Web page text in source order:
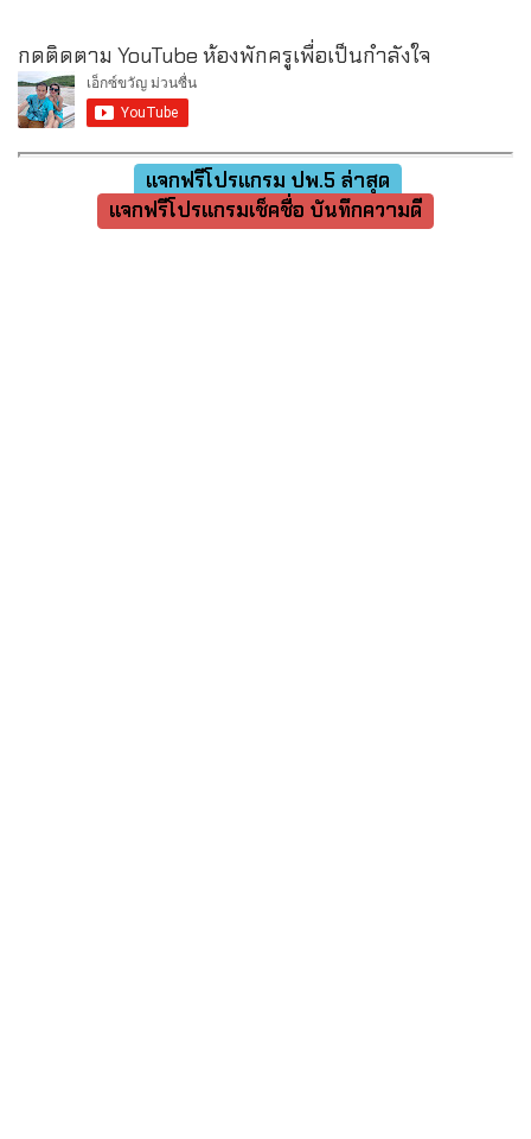
กดติดตาม YouTube ห้องพักครูเพื่อเป็นกำลังใจ
แจกฟรีโปรแกรม ปพ.5 ล่าสุด
แจกฟรีโปรแกรมเช็คชื่อ บันทึกความดี